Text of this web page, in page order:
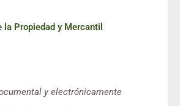
la Propiedad y Mercantil
y electrónicamente